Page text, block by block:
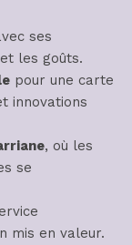
ses
les goûts.
pour une carte
innovations
, où les
se
mis en valeur.